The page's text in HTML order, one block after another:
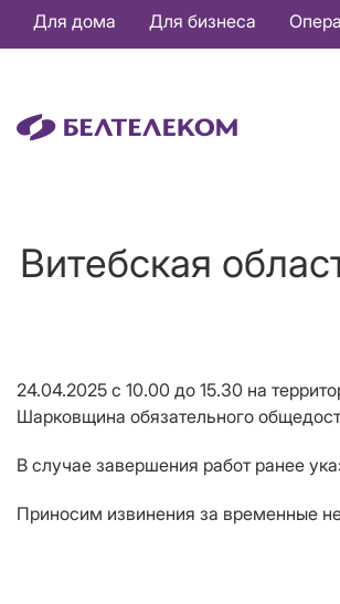
Основная
навигация
Для дома Для бизнеса
Витебская
24.04.2025 с 10.00 до 15.30 на
Шарковщина обязательного
В случае завершения работ ранее
Приносим извинения за временные